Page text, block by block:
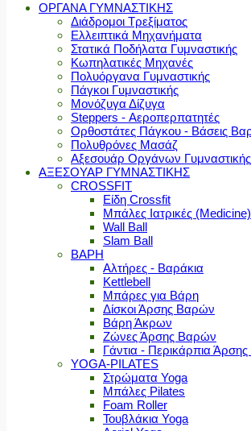
ΟΡΓΑΝΑ ΓΥΜΝΑΣΤΙΚΗΣ
Διάδρομοι Τρεξίματος
Ελλειπτικά Μηχανήματα
Στατικά Ποδήλατα Γυμναστικής
Κωπηλατικές Μηχανές
Πολυόργανα Γυμναστικής
Πάγκοι Γυμναστικής
Μονόζυγα Δίζυγα
Steppers - Αεροπερπατητές
Ορθοστάτες Πάγκου - Βάσεις
Πολυθρόνες Μασάζ
Αξεσουάρ Οργάνων Γυμναστικής
ΑΞΕΣΟΥΑΡ ΓΥΜΝΑΣΤΙΚΗΣ
CROSSFIT
Είδη Crossfit
Μπάλες Ιατρικές (Medicine)
Wall Ball
Slam Ball
ΒΑΡΗ
Αλτήρες - Βαράκια
Kettlebell
Μπάρες για Βάρη
Δίσκοι Άρσης Βαρών
Βάρη Άκρων
Ζώνες Άρσης Βαρών
Γάντια - Περικάρπια
YOGA-PILATES
Στρώματα Yoga
Μπάλες Pilates
Foam Roller
Τουβλάκια Yoga